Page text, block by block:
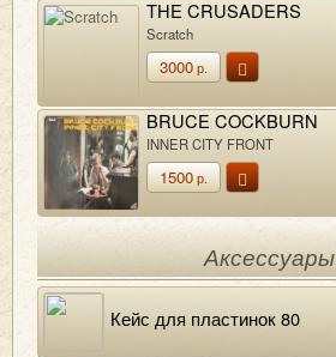
THE CRUSADERS
Scratch
3000р.
BRUCE COCKBURN
INNER CITY FRONT
1500р.
Аксессуары
Кейс для пластинок 80